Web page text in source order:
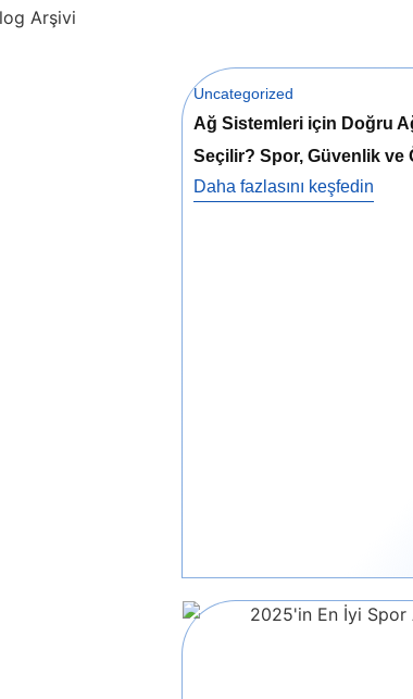
Uncategorized
Ağ Sistemleri için Doğru
Seçilir? Spor, Güvenlik ve
Daha fazlasını keşfedin